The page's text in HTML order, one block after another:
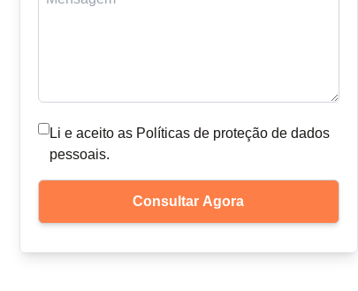
Li e aceito as Políticas de proteção de dados
pessoais.